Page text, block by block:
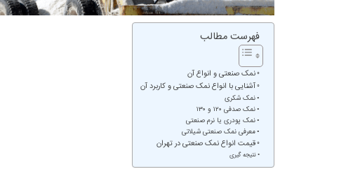
فهرست مطالب
نمک صنعتی و انواع آن
آشنایی با انواع نمک صنعتی و کاربرد آن
نمک شکری
نمک صدفی ۱۲۰ و ۱۳۰
نمک پودری یا نرم صنعتی
معرفی نمک صنعتی شیلاتی
قیمت انواع نمک صنعتی در تهران
نتیجه گیری